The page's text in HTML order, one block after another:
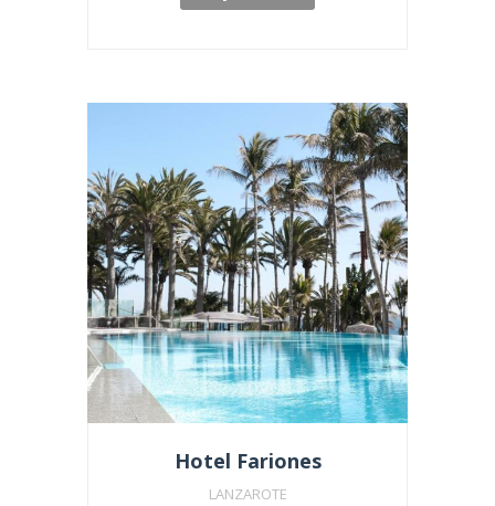
Hotel Fariones
LANZAROTE